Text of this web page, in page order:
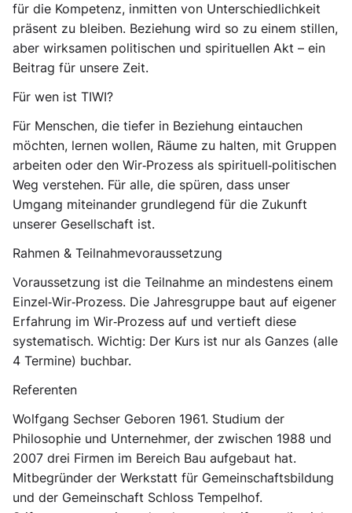
für die Kompetenz, inmitten von Unterschiedlichkeit
präsent zu bleiben. Beziehung wird so zu einem stillen,
aber wirksamen politischen und spirituellen Akt – ein
Beitrag für unsere Zeit.
Für wen ist TIWI?
Für Menschen, die tiefer in Beziehung eintauchen
möchten, lernen wollen, Räume zu halten, mit Gruppen
arbeiten oder den Wir‑Prozess als spirituell‑politischen
Weg verstehen. Für alle, die spüren, dass unser
Umgang miteinander grundlegend für die Zukunft
unserer Gesellschaft ist.
Rahmen & Teilnahmevoraussetzung
Voraussetzung ist die Teilnahme an mindestens einem
Einzel‑Wir‑Prozess. Die Jahresgruppe baut auf eigener
Erfahrung im Wir‑Prozess auf und vertieft diese
systematisch. Wichtig: Der Kurs ist nur als Ganzes (alle
4 Termine) buchbar.
Referenten
Wolfgang Sechser Geboren 1961. Studium der
Philosophie und Unternehmer, der zwischen 1988 und
2007 drei Firmen im Bereich Bau aufgebaut hat.
Mitbegründer der Werkstatt für Gemeinschaftsbildung
und der Gemeinschaft Schloss Tempelhof.